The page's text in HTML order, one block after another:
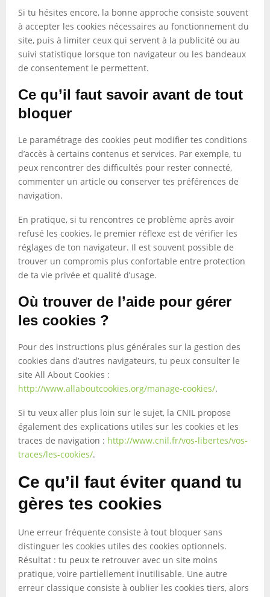
Si tu hésites encore, la bonne approche consiste souvent
à accepter les cookies nécessaires au fonctionnement du
site, puis à limiter ceux qui servent à la publicité ou au
suivi statistique lorsque ton navigateur ou les bandeaux
de consentement le permettent.
Ce qu’il faut savoir avant de tout
bloquer
Le paramétrage des cookies peut modifier tes conditions
d’accès à certains contenus et services. Par exemple, tu
peux rencontrer des difficultés pour rester connecté,
commenter un article ou conserver tes préférences de
navigation.
En pratique, si tu rencontres ce problème après avoir
refusé les cookies, le premier réflexe est de vérifier les
réglages de ton navigateur. Il est souvent possible de
trouver un compromis plus confortable entre protection
de ta vie privée et qualité d’usage.
Où trouver de l’aide pour gérer
les cookies ?
Pour des instructions plus générales sur la gestion des
cookies dans d’autres navigateurs, tu peux consulter le
site All About Cookies :
http://www.allaboutcookies.org/manage-cookies/.
Si tu veux aller plus loin sur le sujet, la CNIL propose
également des explications utiles sur les cookies et les
traces de navigation : http://www.cnil.fr/vos-libertes/vos-
traces/les-cookies/.
Ce qu’il faut éviter quand tu
gères tes cookies
Une erreur fréquente consiste à tout bloquer sans
distinguer les cookies utiles des cookies optionnels.
Résultat : tu peux te retrouver avec un site moins
pratique, voire partiellement inutilisable. Une autre
erreur classique consiste à oublier les cookies tiers, alors